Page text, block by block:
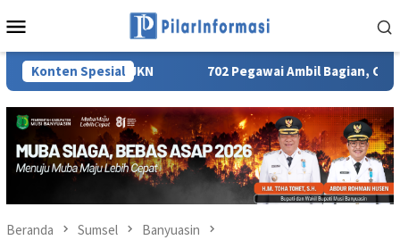
ke
Mobile
Konten Spesial
NADI JKN 702 Pegawai Ambil Bagian, Clean Energy
Beranda Sumsel Banyuasin